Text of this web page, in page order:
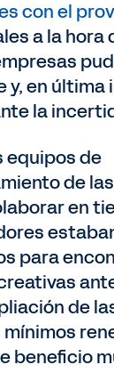
con el
a la hora
y, en última
la
equipos de
de
en
para
de
mínimos
beneficio